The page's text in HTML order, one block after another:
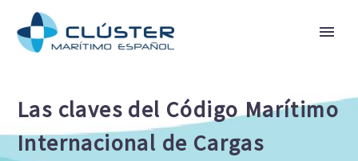
Las claves del Código Marítimo
Internacional de Cargas